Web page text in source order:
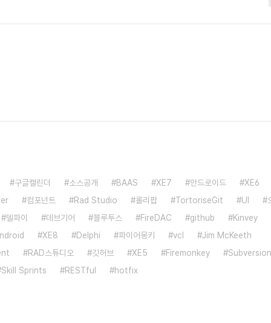
skill spri..
구글캘린더 소스공개 BAAS XE7 안드로이드
XE6
컴포넌트 Rad Studio 롤리팝 TortoriseGit UI
델파이
데브기어 블루투스 FireDAC github
Kinvey
XE8 Delphi 파이어몽키 vcl
Jim McKeeth
RAD스튜디오 깃허브 XE5 Firemonkey
Subversion
Skill Sprints
RESTful hotfix